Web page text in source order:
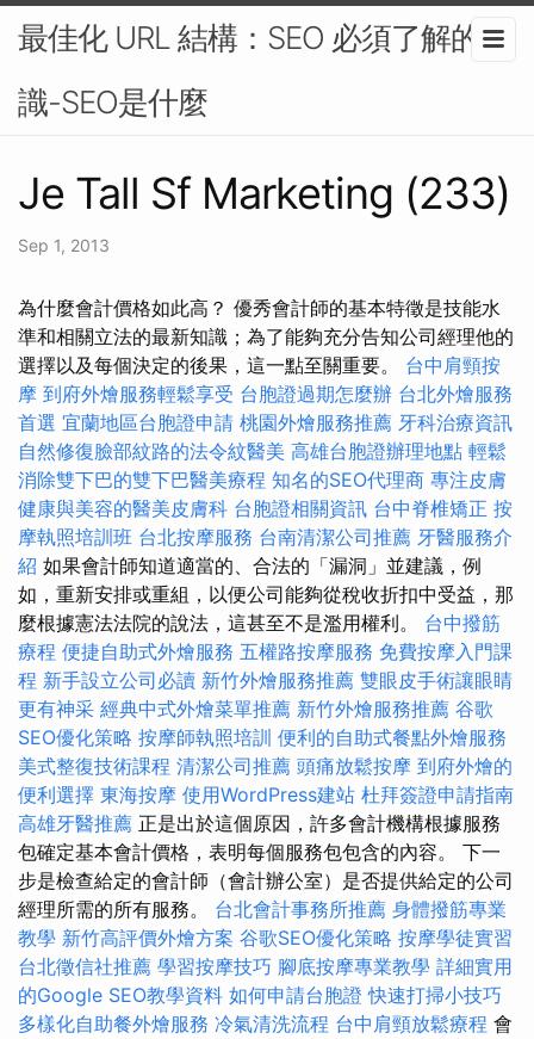
最佳化 URL 結構：SEO 必須了解的知
識-SEO是什麼
Je Tall Sf Marketing (233)
Sep 1, 2013
為什麼會計價格如此高？ 優秀會計師的基本特徵是技能水
準和相關立法的最新知識；為了能夠充分告知公司經理他的
選擇以及每個決定的後果，這一點至關重要。 台中肩頸按
摩 到府外燴服務輕鬆享受 台胞證過期怎麼辦 台北外燴服務
首選 宜蘭地區台胞證申請 桃園外燴服務推薦 牙科治療資訊
自然修復臉部紋路的法令紋醫美 高雄台胞證辦理地點 輕鬆
消除雙下巴的雙下巴醫美療程 知名的SEO代理商 專注皮膚
健康與美容的醫美皮膚科 台胞證相關資訊 台中脊椎矯正 按
摩執照培訓班 台北按摩服務 台南清潔公司推薦 牙醫服務介
紹 如果會計師知道適當的、合法的「漏洞」並建議，例
如，重新安排或重組，以便公司能夠從稅收折扣中受益，那
麼根據憲法法院的說法，這甚至不是濫用權利。 台中撥筋
療程 便捷自助式外燴服務 五權路按摩服務 免費按摩入門課
程 新手設立公司必讀 新竹外燴服務推薦 雙眼皮手術讓眼睛
更有神采 經典中式外燴菜單推薦 新竹外燴服務推薦 谷歌
SEO優化策略 按摩師執照培訓 便利的自助式餐點外燴服務
美式整復技術課程 清潔公司推薦 頭痛放鬆按摩 到府外燴的
便利選擇 東海按摩 使用WordPress建站 杜拜簽證申請指南
高雄牙醫推薦 正是出於這個原因，許多會計機構根據服務
包確定基本會計價格，表明每個服務包包含的內容。 下一
步是檢查給定的會計師（會計辦公室）是否提供給定的公司
經理所需的所有服務。 台北會計事務所推薦 身體撥筋專業
教學 新竹高評價外燴方案 谷歌SEO優化策略 按摩學徒實習
台北徵信社推薦 學習按摩技巧 腳底按摩專業教學 詳細實用
的Google SEO教學資料 如何申請台胞證 快速打掃小技巧
多樣化自助餐外燴服務 冷氣清洗流程 台中肩頸放鬆療程 會